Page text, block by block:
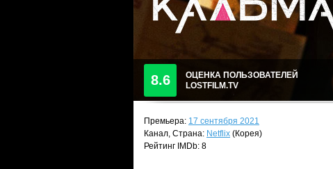
8.6
ОЦЕНКА ПОЛЬЗОВАТЕЛЕЙ
LOSTFILM.TV
Премьера: 17 сентября 2021
Канал, Страна: Netflix (Корея)
Рейтинг IMDb: 8